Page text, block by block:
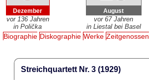
Dezember
vor 136 Jahren
in Polička
August
vor 67 Jahren
in Liestal bei Basel
Biographie Diskographie Werke Zeitgenossen
Streichquartett Nr. 3 (1929)